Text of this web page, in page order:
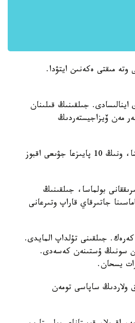
مىقتى ەكەنىن ايتۋدا.
قاجەتتى بۇيىمدار شىعارۋمەن 20 جىلدان بەرى اينالىسادى. جىلقىنىڭ قىلىنان
مەن ۆيزاجيستەردىڭ
«قازاقستاندا شامامەن 2 ميلليونعا جۋىق جىلقى بار ەكەن. مەنىڭ بولجامىم بويىنشا، ونىڭ 10 پايىزعا جۋىعى اقبوز
قوي قىرىققانى بولماسا، جىلقىنىڭ
جاتىرقاي قاراپ وتىرعانى
قىلى كەسىلىپ الىنادى. 1 مەتردەي بولۋى كەرەك. جىلقىنى تۇلداپ المايدى.
سودان كەيىن سونىڭ ۇستىنەن كەسەدى.
يسحان.
ولاردىڭ ساپاسى تومەن